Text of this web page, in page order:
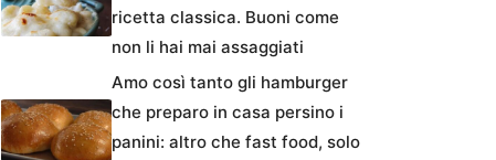
ricetta classica. Buoni come
non li hai mai assaggiati
Amo così tanto gli hamburger
che preparo in casa persino i
panini: altro che fast food, solo